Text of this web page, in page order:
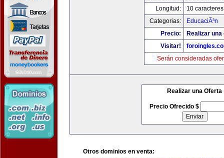
Longitud:
10 caracteres
Categorias:
EducaciÃ³n
Precio:
Realizar
Visitar!
Serán consideradas
Realizar una Oferta
Precio Ofrecido $
Otros dominios en venta: